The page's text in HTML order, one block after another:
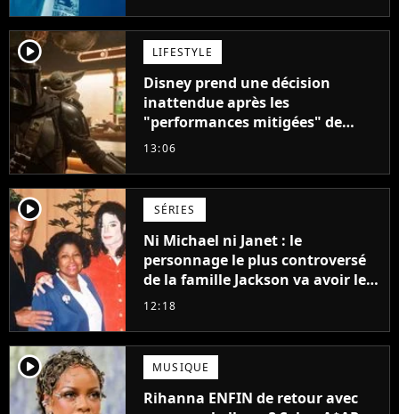
player2 LIFESTYLE
Disney prend une décision
inattendue après les
"performances mitigées" de
Vaiana et The Mandalorian &
13:06
player2 SÉRIES
Ni Michael ni Janet : le
personnage le plus controversé
de la famille Jackson va avoir le
droit à sa propre série
12:18
player2 MUSIQUE
Rihanna ENFIN de retour avec